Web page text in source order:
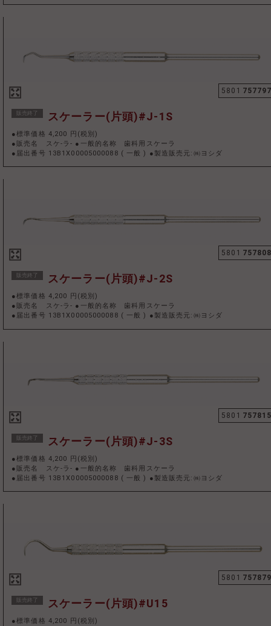
5801
販売終了 スケーラー(片頭)#J-1S
●標準価格 4,200 円(税別)
●販売名 スケ-ラ- ●一般的名称 歯科用スケーラ
●届出番号 13B1X00005000088 ( 一般) ●製造販売元:㈱ヨシダ
5801
販売終了 スケーラー(片頭)#J-2S
●標準価格 4,200 円(税別)
●販売名 スケ-ラ- ●一般的名称 歯科用スケーラ
●届出番号 13B1X00005000088 ( 一般 ) ●製造販売元:㈱ヨシダ
5801
販売終了 スケーラー(片頭)#J-3S
●標準価格 4,200 円(税別)
●販売名 スケ-ラ- ●一般的名称 歯科用スケーラ
●届出番号 13B1X00005000088 ( 一般) ●製造販売元:㈱ヨシダ
5801
販売終了 スケーラー(片頭)#U15
●標準価格 4,200 円(税別)